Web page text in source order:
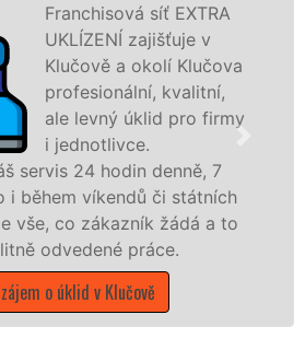
síť EXTRA
zajišťuje v
a okolí Klučova
kvalitní,
levný úklid pro firmy
24 hodin denně, 7
víkendů či státních
zákazník žádá a to
práce.
v Klučově